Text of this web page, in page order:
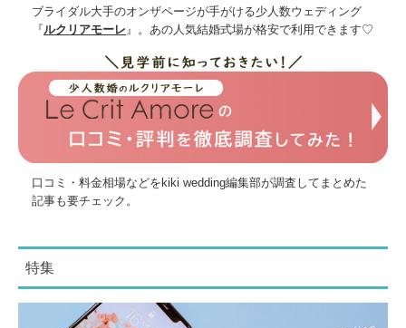
ブライダル大手のオンザページが手がける少人数ウェディング
『ルクリアモーレ 』。あの人気結婚式場が格安で利用できます♡
口コミ・料金相場などをkiki wedding編集部が調査してまとめた
記事も要チェック。
特集